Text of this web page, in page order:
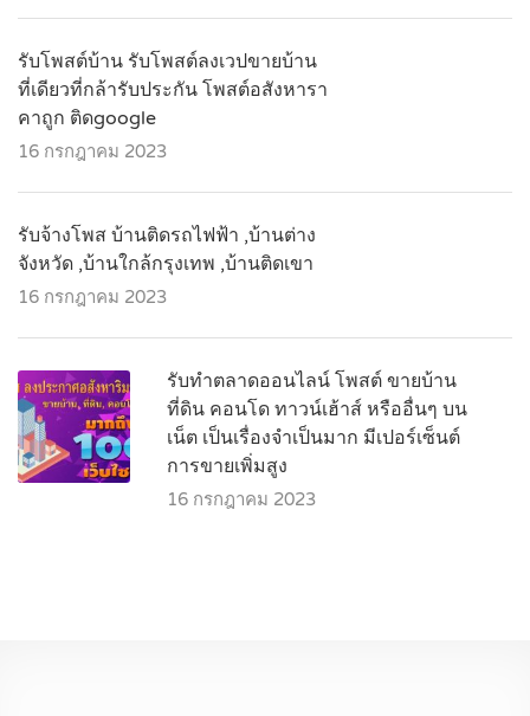
รับโพสต์บ้าน รับโพสต์ลงเวปขายบ้าน
ที่เดียวที่กล้ารับประกัน โพสต์อสังหารา
คาถูก ติดgoogle
16 กรกฎาคม 2023
รับจ้างโพส บ้านติดรถไฟฟ้า ,บ้านต่าง
จังหวัด ,บ้านใกล้กรุงเทพ ,บ้านติดเขา
16 กรกฎาคม 2023
รับทำตลาดออนไลน์ โพสต์ ขายบ้าน
ที่ดิน คอนโด ทาวน์เฮ้าส์ หรืออื่นๆ บน
เน็ต เป็นเรื่องจำเป็นมาก มีเปอร์เซ็นต์
การขายเพิ่มสูง
16 กรกฎาคม 2023